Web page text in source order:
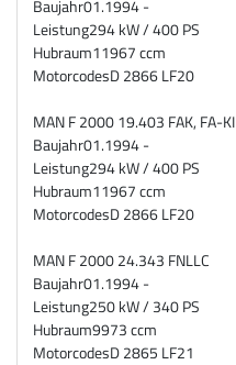
Baujahr01.1994 -
Leistung294 kW / 400 PS
Hubraum11967 ccm
MotorcodesD 2866 LF20
MAN F 2000 19.403 FAK, FA-KI
Baujahr01.1994 -
Leistung294 kW / 400 PS
Hubraum11967 ccm
MotorcodesD 2866 LF20
MAN F 2000 24.343 FNLLC
Baujahr01.1994 -
Leistung250 kW / 340 PS
Hubraum9973 ccm
MotorcodesD 2865 LF21